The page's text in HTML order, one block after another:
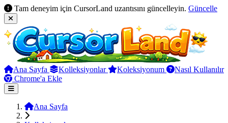
Tam deneyim için CursorLand uzantısını güncelleyin. Güncelle
Ana Sayfa Kolleksiyonlar Koleksiyonum
Nasıl Kullanılır
Chrome'a Ekle
Ana Sayfa